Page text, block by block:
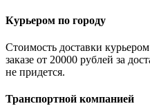
Курьером по городу
Стоимость доставки
заказе от 20000 рублей за
не придется.
Транспортной компанией